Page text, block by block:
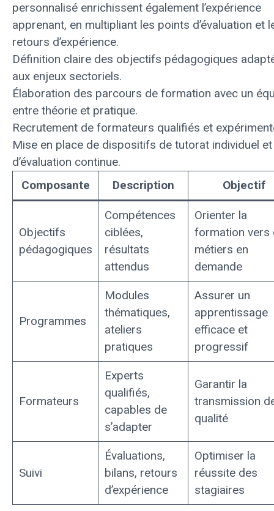
personnalisé enrichissent également l’expérience
apprenant, en multipliant les points d’évaluation et
retours d’expérience.
Définition claire des objectifs pédagogiques
aux enjeux sectoriels.
Élaboration des parcours de formation avec un
entre théorie et pratique.
Recrutement de formateurs qualifiés et
Mise en place de dispositifs de tutorat individuel et
d’évaluation continue.
Composante
Description Objectif
Objectifs
pédagogiques
Compétences
ciblées,
résultats
attendus
Orienter la
formation vers
métiers en
demande
Programmes
Modules
thématiques,
ateliers
pratiques
Assurer un
apprentissage
efficace et
progressif
Formateurs
Experts
qualifiés,
capables de
s’adapter
Garantir la
transmission
qualité
Suivi
Évaluations,
bilans, retours
d’expérience
Optimiser la
réussite des
stagiaires